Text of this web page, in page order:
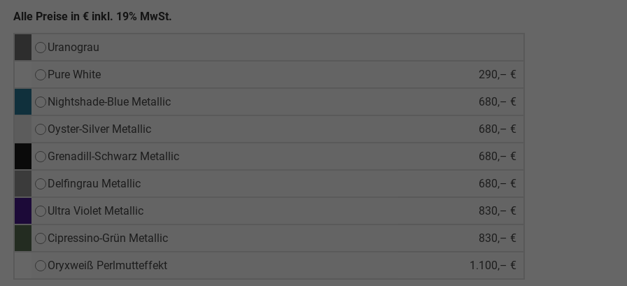
Alle Preise in € inkl. 19% MwSt.
Uranograu
Pure White 290,– €
Nightshade-Blue Metallic 680,– €
Oyster-Silver Metallic 680,– €
Grenadill-Schwarz Metallic 680,– €
Delfingrau Metallic 680,– €
Ultra Violet Metallic 830,– €
Cipressino-Grün Metallic 830,– €
Oryxweiß Perlmutteffekt 1.100,– €